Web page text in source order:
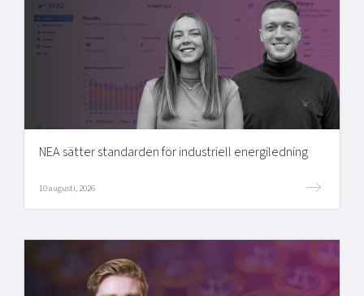
NEA sätter standarden för industriell energiledning
10 augusti, 2026